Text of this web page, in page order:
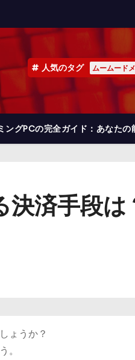
人気のタグ ムームード
ングPCの完全ガイド：あなたの
済手段は
ょうか？
。